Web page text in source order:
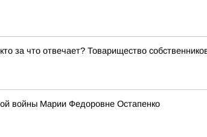
за что отвечает? Товарищество
войны Марии Федоровне Остапенко